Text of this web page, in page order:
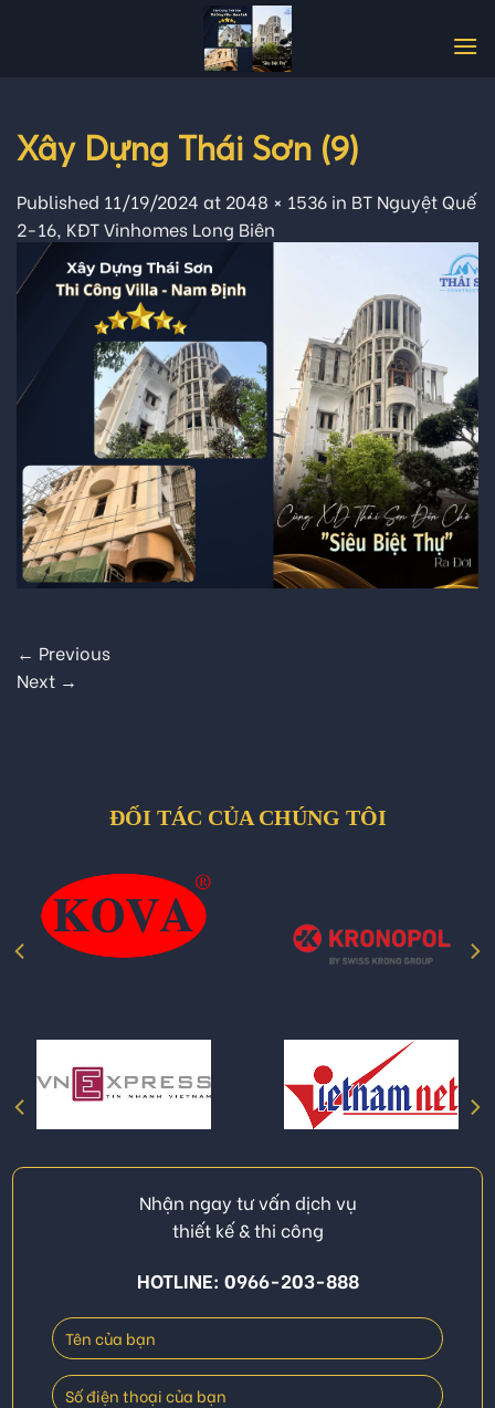
Xây Dựng Thái Sơn (9)
Published 11/19/2024 at 2048 × 1536 in BT Nguyệt Quế
2-16, KĐT Vinhomes Long Biên
← Previous
Next →
ĐỐI TÁC CỦA CHÚNG TÔI
Nhận ngay tư vấn dịch vụ
thiết kế & thi công
HOTLINE: 0966-203-888